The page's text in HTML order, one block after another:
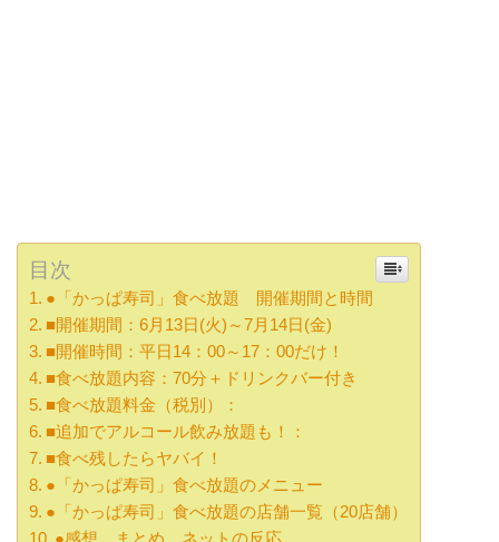
目次
●「かっぱ寿司」食べ放題 開催期間と時間
■開催期間：6月13日(火)～7月14日(金)
■開催時間：平日14：00～17：00だけ！
■食べ放題内容：70分＋ドリンクバー付き
■食べ放題料金（税別）：
■追加でアルコール飲み放題も！：
■食べ残したらヤバイ！
●「かっぱ寿司」食べ放題のメニュー
●「かっぱ寿司」食べ放題の店舗一覧（20店舗）